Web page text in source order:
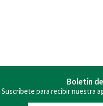
Boletín
Suscríbete para recibir nuestra